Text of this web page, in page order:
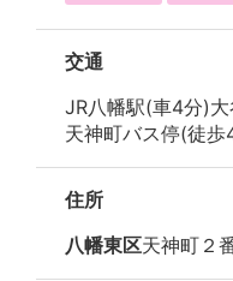
交通
JR八幡駅(車4分)
天神町バス停(徒歩
住所
八幡東区天神町２